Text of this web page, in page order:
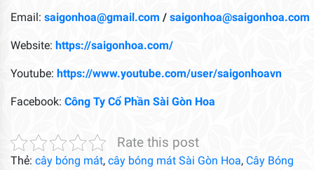
Email: saigonhoa@gmail.com / saigonhoa@saigonhoa.com
Website: https://saigonhoa.com/
Youtube: https://www.youtube.com/user/saigonhoavn
Facebook: Công Ty Cổ Phần Sài Gòn Hoa
Rate this post
Thẻ: cây bóng mát, cây bóng mát Sài Gòn Hoa, Cây Bóng